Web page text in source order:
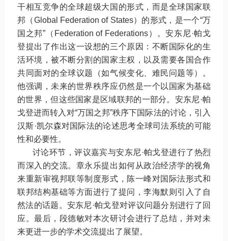
干相互竞争的全球超级大国的形式，而是全球国家联
邦（Global Federation of States）的形式，是一个“万
国之邦”（ Federation of Federations）。安东尼·帕戈
登提出了作出这一设想的三个原因：不断国际化的生
活环境，被不断分割的国家主权，以及需要各国合作
共同面对的全球议题（如气候变化、难民问题等）。
他强调，未来的世界秩序应仍然是一个以国家为基础
的世界，但这些国家是区域联邦的一部分。安东尼·帕
戈登进而转入对“万国之邦”秩序下国际法的讨论，引入
汉斯·凯尔森对国际法的论述思考全球司法系统的可能
性和必要性。
讨论环节，评议嘉宾与安东尼·帕戈登进行了热烈
而深入的交流。章永乐提出如何从政治经济学的视角
来重新审视邦联等制度形式，陈一峰对国际法形式和
联邦结构基础等方面进行了提问，李海默则引入了自
然法的话题。安东尼·帕戈登对评议问题分别进行了回
应。最后，段德敏对本次研讨会进行了总结，并对未
来更进一步的学术交流提出了展望。